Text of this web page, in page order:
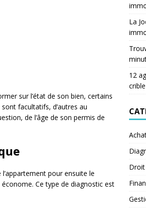
sur l’état de son bien, certains
facultatifs, d’autres au
de l’âge de son permis de
pour ensuite le
Ce type de diagnostic est
La
12
crible
Droit